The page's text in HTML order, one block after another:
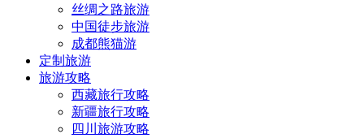
丝绸之路旅游
中国徒步旅游
成都熊猫游
定制旅游
旅游攻略
西藏旅行攻略
新疆旅行攻略
四川旅游攻略